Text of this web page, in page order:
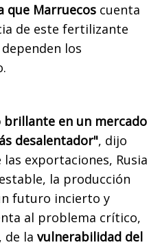
que Marruecos cuenta
de este fertilizante
los
en un mercado
desalentador", dijo
exportaciones, Rusia
la producción
futuro incierto y
al problema crítico,
de la vulnerabilidad del